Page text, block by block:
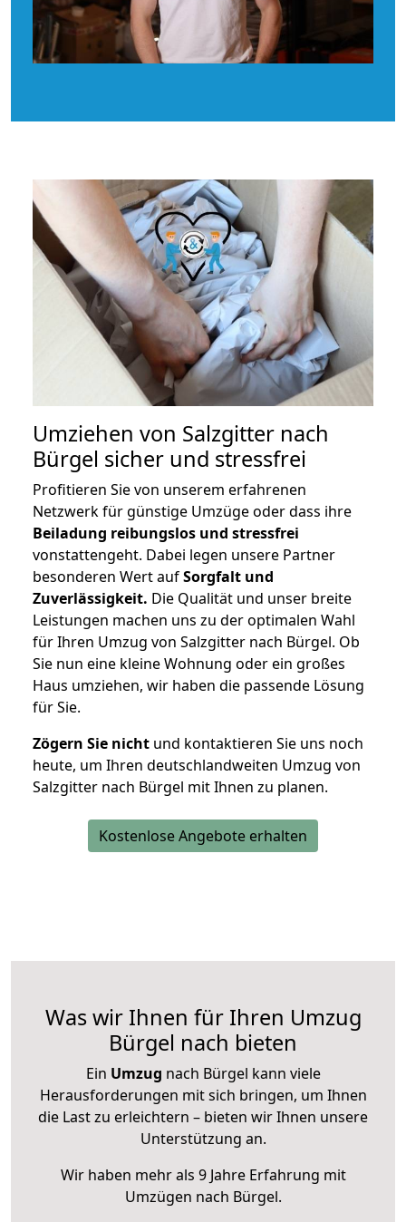
Umziehen von Salzgitter nach
Bürgel sicher und stressfrei
Profitieren Sie von unserem erfahrenen
Netzwerk für günstige Umzüge oder dass ihre
Beiladung reibungslos und stressfrei
vonstattengeht. Dabei legen unsere Partner
besonderen Wert aufSorgfalt und
Zuverlässigkeit. Die Qualität und unser breite
Leistungen machen uns zu der optimalen Wahl
für Ihren Umzug von Salzgitter nach Bürgel. Ob
Sie nun eine kleine Wohnung oder ein großes
Haus umziehen, wir haben die passende Lösung
für Sie.
Zögern Sie nicht und kontaktieren Sie uns noch
heute, um Ihren deutschlandweiten Umzug von
Salzgitter nach Bürgel mit Ihnen zu planen.
Kostenlose Angebote erhalten
Was wir Ihnen für Ihren Umzug
Bürgel nach bieten
Ein Umzug nach Bürgel kann viele
Herausforderungen mit sich bringen, um Ihnen
die Last zu erleichtern – bieten wir Ihnen unsere
Unterstützung an.
Wir haben mehr als 9 Jahre Erfahrung mit
Umzügen nach Bürgel.